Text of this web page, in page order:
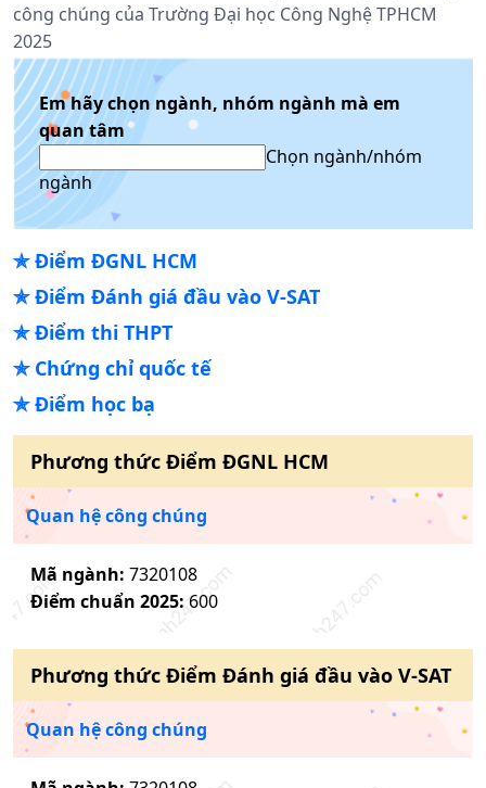
công chúng của Trường Đại học Công Nghệ TPHCM
2025
Em hãy chọn ngành, nhóm ngành mà em
quan tâm
Chọn ngành/nhóm
ngành
✯Điểm ĐGNL HCM
✯Điểm Đánh giá đầu vào V-SAT
✯Điểm thi THPT
✯ Chứng chỉ quốc tế
✯Điểm học bạ
Phương thức Điểm ĐGNL HCM
Quan hệ công chúng
Mã ngành: 7320108
Điểm chuẩn 2025: 600
Phương thức Điểm Đánh giá đầu vào V-SAT
Quan hệ công chúng